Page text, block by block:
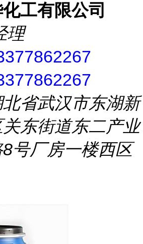
工有限公司
理
省武汉市东湖新
东街道东二产业
号厂房一楼西区